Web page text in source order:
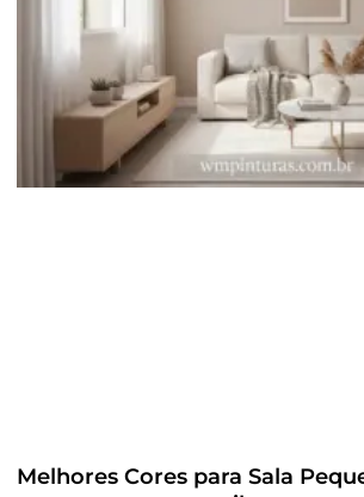
Melhores Cores para Sala